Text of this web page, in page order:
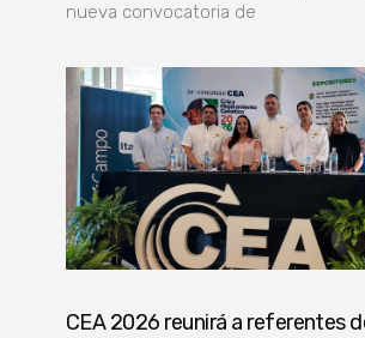
nueva convocatoria de
CEA 2026 reunirá a referentes